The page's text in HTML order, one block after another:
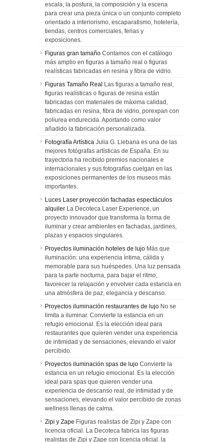
escala, la postura, la composición y la escena
para crear una pieza única o un conjunto completo
orientado a interiorismo, escaparatismo, hotelería,
tiendas, centros comerciales, ferias y
exposiciones.
Figuras gran tamaño Contamos con el catálogo
más amplio en figuras a tamaño real o figuras
realísticas fabricadas en resina y fibra de vidrio.
Figuras Tamaño Real Las figuras a tamaño real,
figuras realísticas o figuras de resina están
fabricadas con materiales de máxima calidad,
fabricadas en resina, fibra de vidrio, porexpan con
poliurea endurecida. Aportando como valor
añadido la fabricación personalizada.
Fotografía Artística Julia G. Liebana es una de las
mejores fotógrafas artísticas de España. En su
trayectoria ha recibido premios nacionales e
internacionales y sus fotografías cuelgan en las
exposiciones permanentes de los museos más
importantes.
Luces Laser proyección fachadas espectáculos
alquiler La Decoteca Laser Experience, un
proyecto innovador que transforma la forma de
iluminar y crear ambientes en fachadas, jardines,
plazas y espacios singulares.
Proyectos iluminación hoteles de lujo Más que
iluminación: una experiencia íntima, cálida y
memorable para sus huéspedes. Una luz pensada
para la parte nocturna, para bajar el ritmo,
favorecer la relajación y envolver cada estancia en
una atmósfera de paz, elegancia y descanso.
Proyectos iluminación restaurantes de lujo No se
limita a iluminar. Convierte la estancia en un
refugio emocional. Es la elección ideal para
restaurantes que quieren vender una experiencia
de intimidad y de sensaciones, elevando el valor
percibido.
Proyectos iluminación spas de lujo Convierte la
estancia en un refugio emocional. Es la elección
ideal para spas que quieren vender una
experiencia de descanso real, de intimidad y de
sensaciones, elevando el valor percibido de zonas
wellness llenas de calma.
Zipi y Zape Figuras realistas de Zipi y Zape con
licencia oficial. La Decoteca fabrica las figuras
realistas de Zipi y Zape con licencia oficial, la